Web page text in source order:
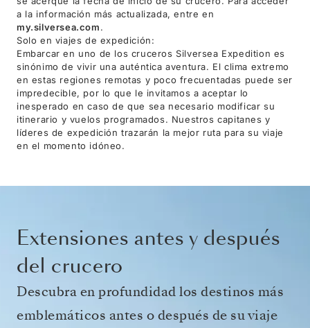
a la información más actualizada, entre en
my.silversea.com.
Solo en viajes de expedición:
Embarcar en uno de los cruceros Silversea Expedition es
sinónimo de vivir una auténtica aventura. El clima extremo
en estas regiones remotas y poco frecuentadas puede ser
impredecible, por lo que le invitamos a aceptar lo
inesperado en caso de que sea necesario modificar su
itinerario y vuelos programados. Nuestros capitanes y
líderes de expedición trazarán la mejor ruta para su viaje
en el momento idóneo.
Extensiones antes y después
del crucero
Descubra en profundidad los destinos más
emblemáticos antes o después de su viaje